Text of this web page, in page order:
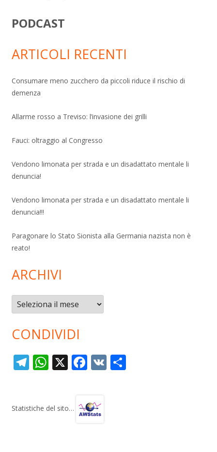
PODCAST
ARTICOLI RECENTI
Consumare meno zucchero da piccoli riduce il rischio di
demenza
Allarme rosso a Treviso: l’invasione dei grilli
Fauci: oltraggio al Congresso
Vendono limonata per strada e un disadattato mentale li
denuncia!
Vendono limonata per strada e un disadattato mentale li
denuncia!!!
Paragonare lo Stato Sionista alla Germania nazista non è
reato!
ARCHIVI
Archivi
CONDIVIDI
T
gr
W
s
X F
b
V
Statistiche del sito…